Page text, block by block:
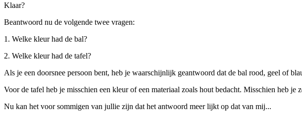
Klaar?
Beantwoord nu de volgende twee vragen:
1. Welke kleur had de bal?
2. Welke kleur had de tafel?
Als je een doorsnee persoon bent, heb je waarschijnlijk geantwoord dat de bal rood, geel of
Voor de tafel heb je misschien een kleur of een materiaal zoals hout bedacht. Misschien heb je
Nu kan het voor sommigen van jullie zijn dat het antwoord meer lijkt op dat van mij...